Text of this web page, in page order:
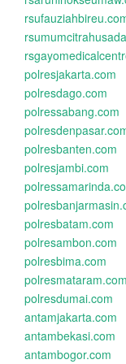
polresjakarta.com
polresdago.com
polressabang.com
polresbanten.com
polresjambi.com
polresbatam.com
polresambon.com
polresbima.com
polresmataram.com
polresdumai.com
antamjakarta.com
antambekasi.com
antambogor.com